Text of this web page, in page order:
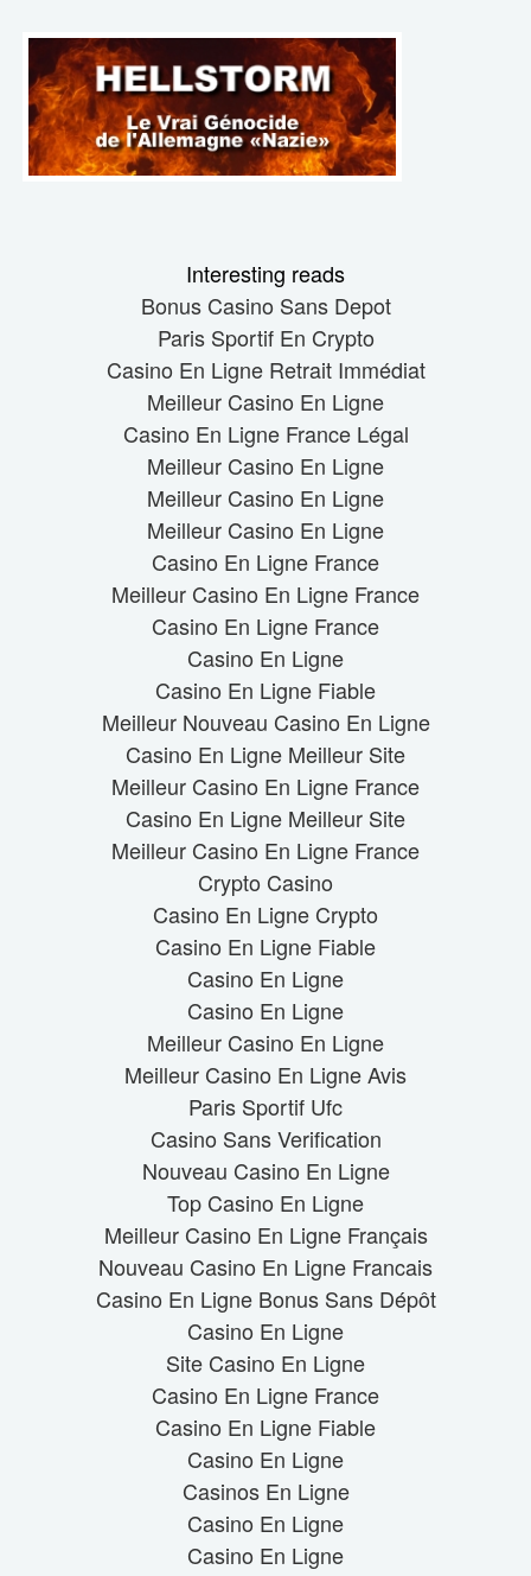
Interesting reads
Bonus Casino Sans Depot
Paris Sportif En Crypto
Casino En Ligne Retrait Immédiat
Meilleur Casino En Ligne
Casino En Ligne France Légal
Meilleur Casino En Ligne
Meilleur Casino En Ligne
Meilleur Casino En Ligne
Casino En Ligne France
Meilleur Casino En Ligne France
Casino En Ligne France
Casino En Ligne
Casino En Ligne Fiable
Meilleur Nouveau Casino En Ligne
Casino En Ligne Meilleur Site
Meilleur Casino En Ligne France
Casino En Ligne Meilleur Site
Meilleur Casino En Ligne France
Crypto Casino
Casino En Ligne Crypto
Casino En Ligne Fiable
Casino En Ligne
Casino En Ligne
Meilleur Casino En Ligne
Meilleur Casino En Ligne Avis
Paris Sportif Ufc
Casino Sans Verification
Nouveau Casino En Ligne
Top Casino En Ligne
Meilleur Casino En Ligne Français
Nouveau Casino En Ligne Francais
Casino En Ligne Bonus Sans Dépôt
Casino En Ligne
Site Casino En Ligne
Casino En Ligne France
Casino En Ligne Fiable
Casino En Ligne
Casinos En Ligne
Casino En Ligne
Casino En Ligne